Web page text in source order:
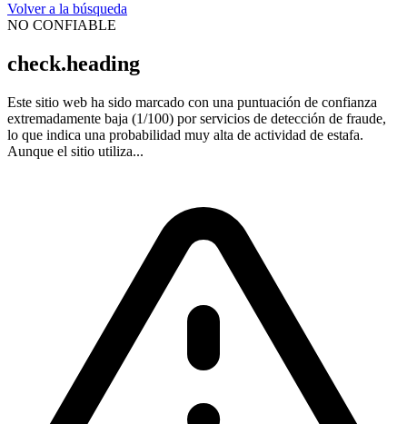
Volver a la búsqueda
NO CONFIABLE
check.heading
Este sitio web ha sido marcado con una puntuación de confianza
extremadamente baja (1/100) por servicios de detección de fraude,
lo que indica una probabilidad muy alta de actividad de estafa.
Aunque el sitio utiliza...